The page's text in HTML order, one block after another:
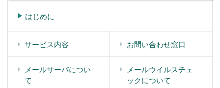
はじめに
サービス内容 お問い合わせ窓口
メールサーバについ
て
メールウイルスチェ
ックについて